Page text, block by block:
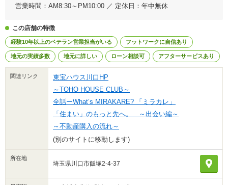
営業時間：AM8:30～PM10:00 ／ 定休日：年中無休
この店舗の特徴
経験10年以上のベテラン営業担当がいる フットワークに自信あり
地元の実績多数 地元に詳しい ローン相談可 アフターサービスあり
関連リンク
東宝ハウス川口HP
～TOHO HOUSE CLUB～
全話ーWhat’s MIRAKARE? 「ミラカレ」
「住まい」のもっと先へ。 ～出会い編～
～不動産購入の流れ～
(別のサイトに移動します)
所在地
埼玉県川口市飯塚2-4-37